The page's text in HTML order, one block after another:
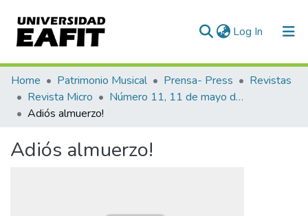
Log In (current)
Communities & Collections
All of DSpace
Home Patrimonio Musical Prensa- Press
Revistas
Revista Micro
Número 11, 11 de mayo de 1940
Adiós almuerzo!
Adiós almuerzo!